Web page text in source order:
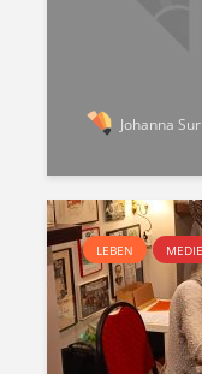
Johanna
LEBEN